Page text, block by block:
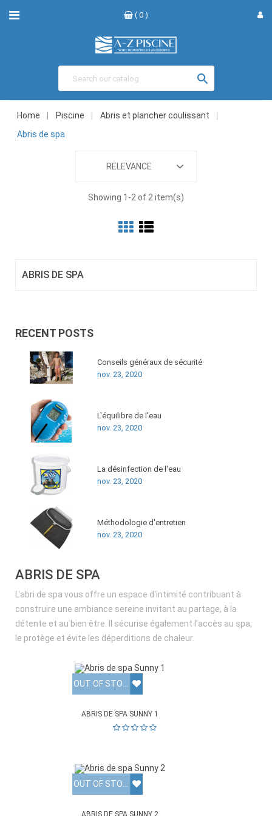
( 0 )

Home Piscine
Abris et plancher coulissant
Abris de spa
RELEVANCE
Showing 1-2 of 2 item(s)
ABRIS DE SPA
RECENT POSTS
Conseils généraux de sécurité
nov. 23, 2020
L'équilibre de l'eau
nov. 23, 2020
La désinfection de l'eau
nov. 23, 2020
Méthodologie d'entretien
nov. 23, 2020
ABRIS DE SPA
L'abri de spa vous offre un espace d'intimité contribuant à
construire une ambiance sereine invitant au partage, à la
détente et au bien être. Il sécurise également l’accès au spa,
le protège et évite les déperditions de chaleur.
OUT OF STOCK
ABRIS DE SPA SUNNY 1
OUT OF STOCK
ABRIS DE SPA SUNNY 2